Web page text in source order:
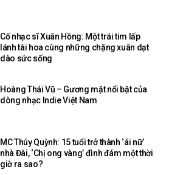
Cố nhạc sĩ Xuân Hồng: Một trái tim lấp
lánh tài hoa cùng những chặng xuân dạt
dào sức sống
Hoàng Thái Vũ – Gương mặt nổi bật của
dòng nhạc Indie Việt Nam
MC Thúy Quỳnh: 15 tuổi trở thành ‘ái nữ’
nhà Đài, ‘Chị ong vàng’ đình đám một thời
giờ ra sao?